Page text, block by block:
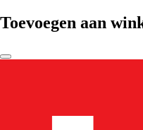
Toevoegen aan